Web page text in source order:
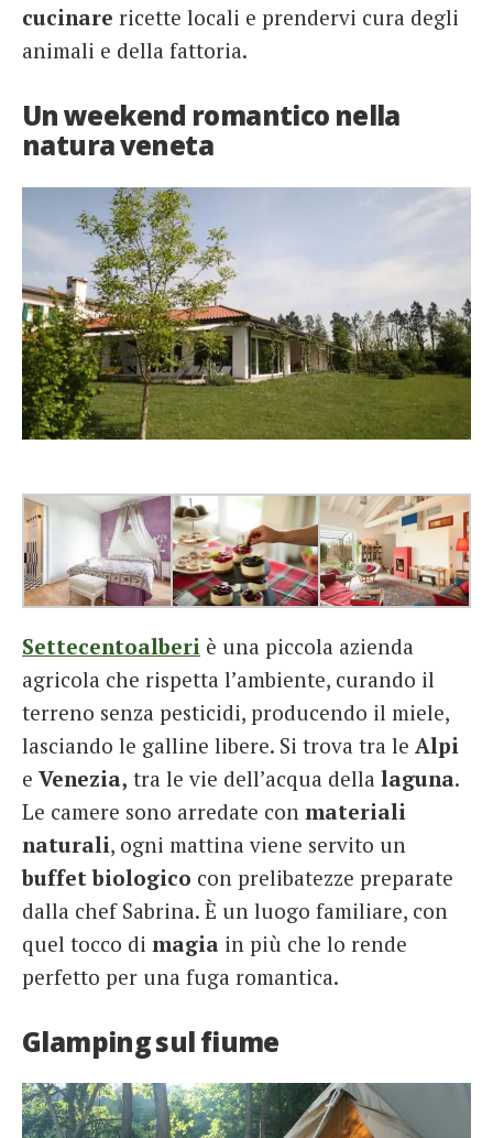
cucinare ricette locali e prendervi cura degli
animali e della fattoria.
Un weekend romantico nella
natura veneta
Settecentoalberi è una piccola azienda
agricola che rispetta l’ambiente, curando il
terreno senza pesticidi, producendo il miele,
lasciando le galline libere. Si trova tra le Alpi
e Venezia, tra le vie dell’acqua della laguna.
Le camere sono arredate con materiali
naturali, ogni mattina viene servito un
buffet biologico con prelibatezze preparate
dalla chef Sabrina. È un luogo familiare, con
quel tocco di magia in più che lo rende
perfetto per una fuga romantica.
Glamping sul fiume